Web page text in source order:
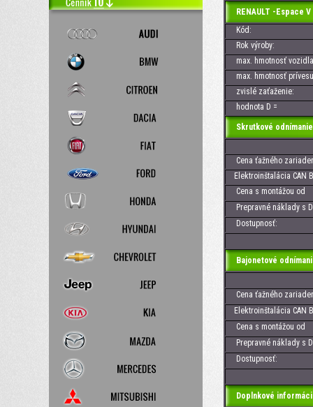
RENAULT -Espace
Kód:
Rok výroby:
max. hmotnosť
max. hmotnosť
zvislé zaťaženie:
hodnota D =
Skrutkové
Cena ťažného
Elektroinštalácia CAN
Cena s montážou od
Prepravné náklady s
Dostupnosť:
Bajonetové
Cena ťažného
Elektroinštalácia CAN
Cena s montážou od
Prepravné náklady s
Dostupnosť:
Doplnkové